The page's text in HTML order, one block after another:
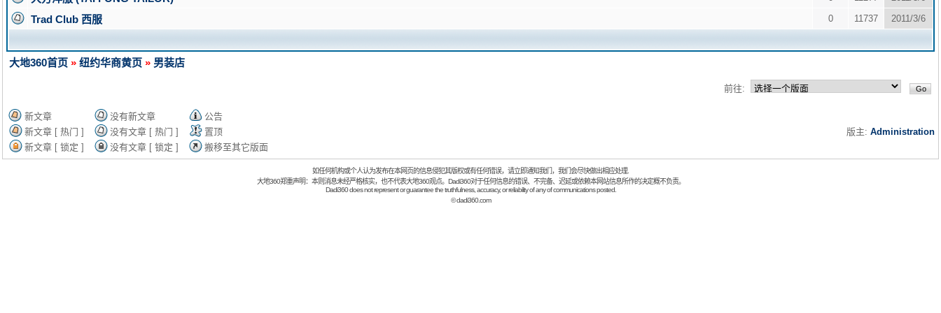
Trad Club 西服 0 11737 2011/3/6
大地360首页 » 纽约华商黄页 » 男装店
前往:
新文章 没有新文章
公告
新文章 [ 热门 ]
没有文章 [ 热门 ]
置顶
新文章 [ 锁定 ]
没有文章 [ 锁定 ] 搬移至其它版面
版主: Administration
如任何机构或个人认为发布在本网页的信息侵犯其版权或有任何错误，请立即通知我们，我们会尽快做出相应处理.
大地360郑重声明：本则消息未经严格核实，也不代表大地360观点。Dadi360对于任何信息的错误、不完备、迟延或依赖本网站信息所作的决定概不负责。
Dadi360 does not represent or guarantee the truthfulness, accuracy, or reliability of any of communications posted.
©dadi360.com